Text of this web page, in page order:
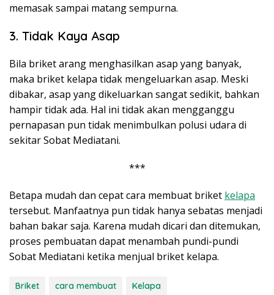
memasak sampai matang sempurna.
3. Tidak Kaya Asap
Bila briket arang menghasilkan asap yang banyak,
maka briket kelapa tidak mengeluarkan asap. Meski
dibakar, asap yang dikeluarkan sangat sedikit, bahkan
hampir tidak ada. Hal ini tidak akan mengganggu
pernapasan pun tidak menimbulkan polusi udara di
sekitar Sobat Mediatani.
***
Betapa mudah dan cepat cara membuat briket kelapa
tersebut. Manfaatnya pun tidak hanya sebatas menjadi
bahan bakar saja. Karena mudah dicari dan ditemukan,
proses pembuatan dapat menambah pundi-pundi
Sobat Mediatani ketika menjual briket kelapa.
Briket cara membuat Kelapa